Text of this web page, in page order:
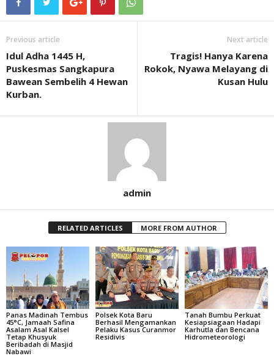
Previous article
Idul Adha 1445 H,
Puskesmas Sangkapura
Bawean Sembelih 4 Hewan
Kurban.
Next article
Tragis! Hanya Karena
Rokok, Nyawa Melayang di
Kusan Hulu
admin
RELATED ARTICLES MORE FROM AUTHOR
Panas Madinah Tembus
45°C, Jamaah Safina
Asalam Asal Kalsel
Tetap Khusyuk
Beribadah di Masjid
Nabawi
Polsek Kota Baru
Berhasil Mengamankan
Pelaku Kasus Curanmor
Residivis
Tanah Bumbu Perkuat
Kesiapsiagaan Hadapi
Karhutla dan Bencana
Hidrometeorologi